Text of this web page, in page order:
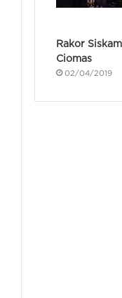
Rakor
Ciomas
02/04/2019